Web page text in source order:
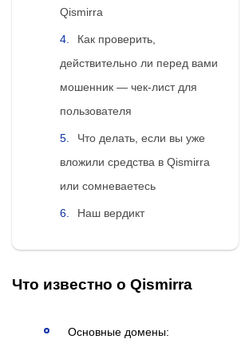
Qismirra
Как проверить,
действительно ли перед вами
мошенник — чек-лист для
пользователя
Что делать, если вы уже
вложили средства в Qismirra
или сомневаетесь
Наш вердикт
Что известно о Qismirra
Основные домены: